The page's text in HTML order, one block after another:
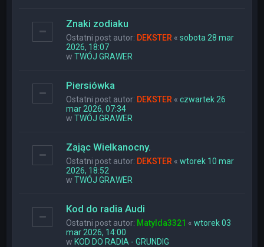
Znaki zodiaku
Ostatni post autor: DEKSTER «sobota 28 mar
2026, 18:07
wTWÓJ GRAWER
Piersiówka
Ostatni post autor: DEKSTER «czwartek 26
mar 2026, 07:34
wTWÓJ GRAWER
Zając Wielkanocny.
Ostatni post autor: DEKSTER «wtorek 10 mar
2026, 18:52
wTWÓJ GRAWER
Kod do radia Audi
Ostatni post autor: Matylda3321 «wtorek 03
mar 2026, 14:00
w KOD DO RADIA - GRUNDIG